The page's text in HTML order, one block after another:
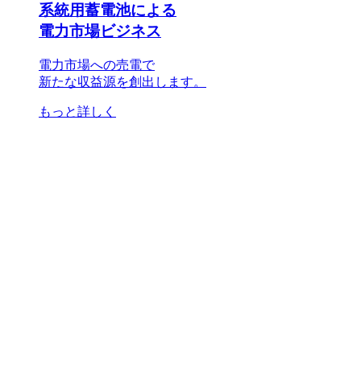
系統用蓄電池による
電力市場ビジネス
電力市場への売電で
新たな収益源を創出します。
もっと詳しく